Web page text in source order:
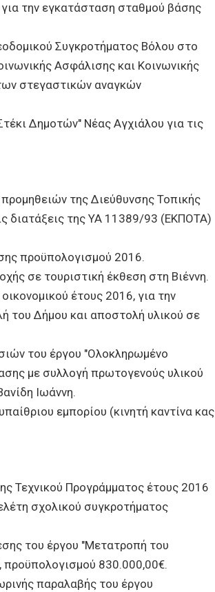
την εγκατάσταση σταθμού βάσης
Συγκροτήματος Βόλου στο
Ασφάλισης και Κοινωνικής
στεγαστικών αναγκών
Δημοτών" Νέας Αγχιάλου για τις
της Διεύθυνσης Τοπικής
διατάξεις της ΥΑ 11389/93 (ΕΚΠΟΤΑ)
προϋπολογισμού 2016.
σε τουριστική έκθεση στη Βιέννη.
έτους 2016, για την
του Δήμου και αποστολή υλικού σε
του έργου "Ολοκληρωμένο
με συλλογή πρωτογενούς υλικού
Ιωάννη.
εμπορίου (κινητή καντίνα κας
Τεχνικού Προγράμματος έτους 2016
σχολικού συγκροτήματος
του έργου "Μετατροπή του
προϋπολογισμού 830.000,00€.
παραλαβής του έργου